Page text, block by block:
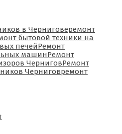
в Черниговеремонт
бытовой техники на
печейРемонт
машинРемонт
ЧерниговРемонт
Черниговремонт